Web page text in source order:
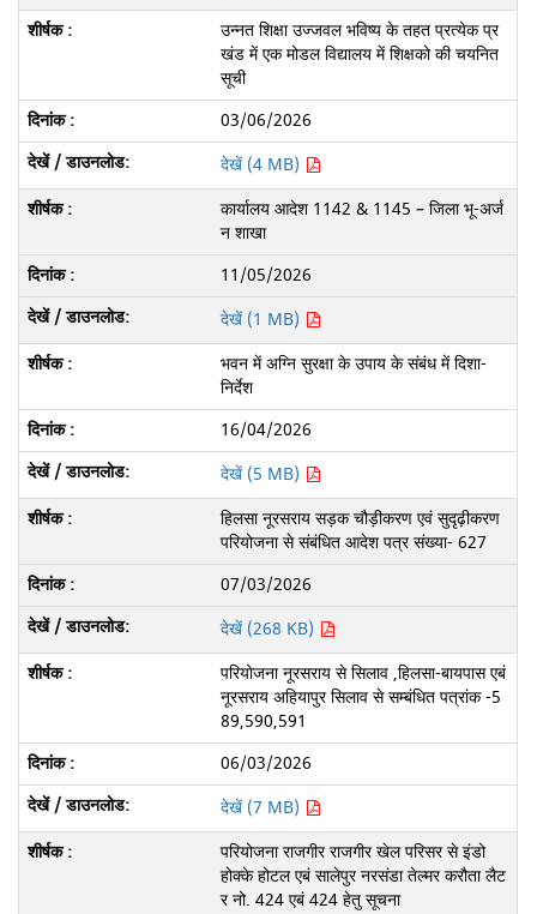
उन्नत शिक्षा उज्जवल भविष्य के तहत प्रत्येक प्र
खंड में एक मोडल विद्यालय में शिक्षको की चयनित
सूची
03/06/2026
देखें (4 MB)
कार्यालय आदेश 1142 & 1145 – जिला भू-अर्ज
न शाखा
11/05/2026
देखें (1 MB)
भवन में अग्नि सुरक्षा के उपाय के संबंध में दिशा-
निर्देश
16/04/2026
देखें (5 MB)
हिलसा नूरसराय सड़क चौड़ीकरण एवं सुदृढ़ीकरण
परियोजना से संबंधित आदेश पत्र संख्या- 627
07/03/2026
देखें (268 KB)
परियोजना नूरसराय से सिलाव ,हिलसा-बायपास एबं
नूरसराय अहियापुर सिलाव से सम्बंधित पत्रांक -5
89,590,591
06/03/2026
देखें (7 MB)
परियोजना राजगीर राजगीर खेल परिसर से इंडो
होक्के होटल एबं सालेपुर नरसंडा तेल्मर करौता लैट
र नो. 424 एबं 424 हेतु सूचना